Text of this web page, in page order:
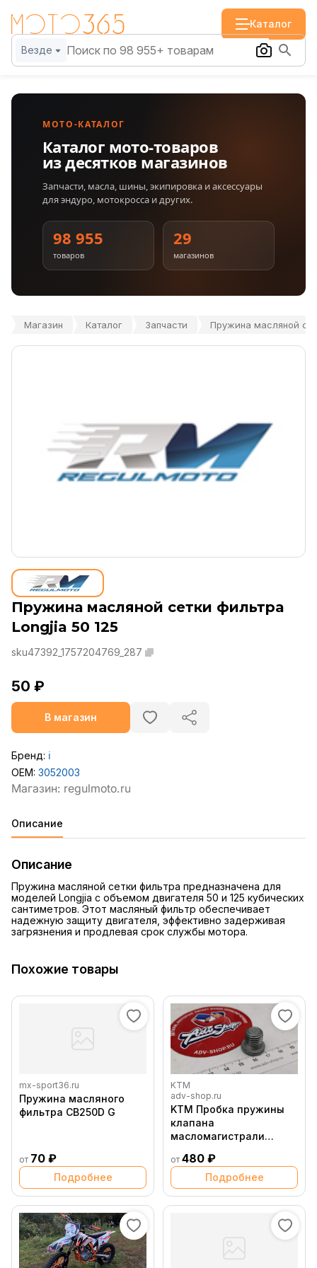
Каталог
Везде
МОТО-КАТАЛОГ
Каталог мото-товаров
из десятков магазинов
Запчасти, масла, шины, экипировка и аксессуары
для эндуро, мотокросса и других.
98 955
товаров
29
магазинов
Магазин Каталог Запчасти Пружина масляной
Пружина масляной сетки фильтра
Longjia 50 125
sku47392_1757204769_287
50 ₽
В магазин
Бренд: ℹ️
OEM: 3052003
Описание
Описание
Пружина масляной сетки фильтра предназначена для
моделей Longjia с объемом двигателя 50 и 125 кубических
сантиметров. Этот масляный фильтр обеспечивает
надежную защиту двигателя, эффективно задерживая
загрязнения и продлевая срок службы мотора.
Похожие товары
mx-sport36.ru
Пружина масляного
фильтра CB250D G
от 70 ₽
Подробнее
KTM
adv-shop.ru
KTM Пробка пружины
клапана
масломагистрали
от 480 ₽
Подробнее